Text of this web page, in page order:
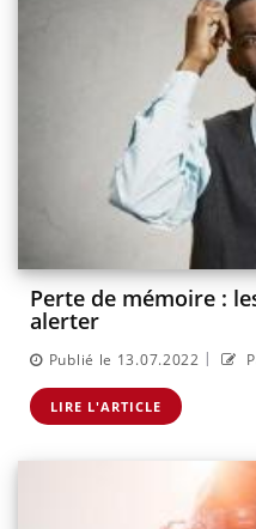
Perte de mémoire :
alerter
Publié le 13.07.2022 |
LIRE L'ARTICLE